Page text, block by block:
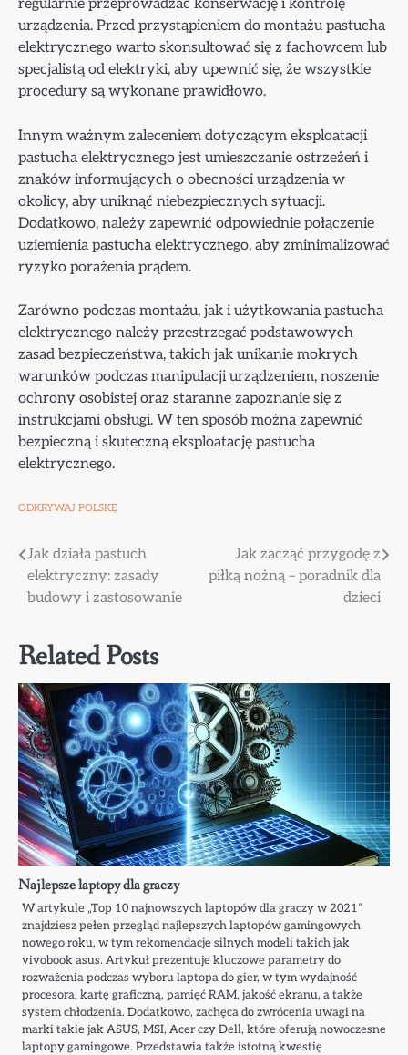
regularnie przeprowadzać konserwację i kontrolę
urządzenia. Przed przystąpieniem do montażu pastucha
elektrycznego warto skonsultować się z fachowcem lub
specjalistą od elektryki, aby upewnić się, że wszystkie
procedury są wykonane prawidłowo.
Innym ważnym zaleceniem dotyczącym eksploatacji
pastucha elektrycznego jest umieszczanie ostrzeżeń i
znaków informujących o obecności urządzenia w
okolicy, aby uniknąć niebezpiecznych sytuacji.
Dodatkowo, należy zapewnić odpowiednie połączenie
uziemienia pastucha elektrycznego, aby zminimalizować
ryzyko porażenia prądem.
Zarówno podczas montażu, jak i użytkowania pastucha
elektrycznego należy przestrzegać podstawowych
zasad bezpieczeństwa, takich jak unikanie mokrych
warunków podczas manipulacji urządzeniem, noszenie
ochrony osobistej oraz staranne zapoznanie się z
instrukcjami obsługi. W ten sposób można zapewnić
bezpieczną i skuteczną eksploatację pastucha
elektrycznego.
ODKRYWAJ POLSKĘ
Nawigacja
wpisu
Jak działa pastuch
elektryczny: zasady
budowy i zastosowanie
Jak zacząć przygodę z
piłką nożną – poradnik dla
dzieci
Related Posts
Najlepsze laptopy dla graczy
W artykule „Top 10 najnowszych laptopów dla graczy w 2021”
znajdziesz pełen przegląd najlepszych laptopów gamingowych
nowego roku, w tym rekomendacje silnych modeli takich jak
vivobook asus. Artykuł prezentuje kluczowe parametry do
rozważenia podczas wyboru laptopa do gier, w tym wydajność
procesora, kartę graficzną, pamięć RAM, jakość ekranu, a także
system chłodzenia. Dodatkowo, zachęca do zwrócenia uwagi na
marki takie jak ASUS, MSI, Acer czy Dell, które oferują nowoczesne
laptopy gamingowe. Przedstawia także istotną kwestię